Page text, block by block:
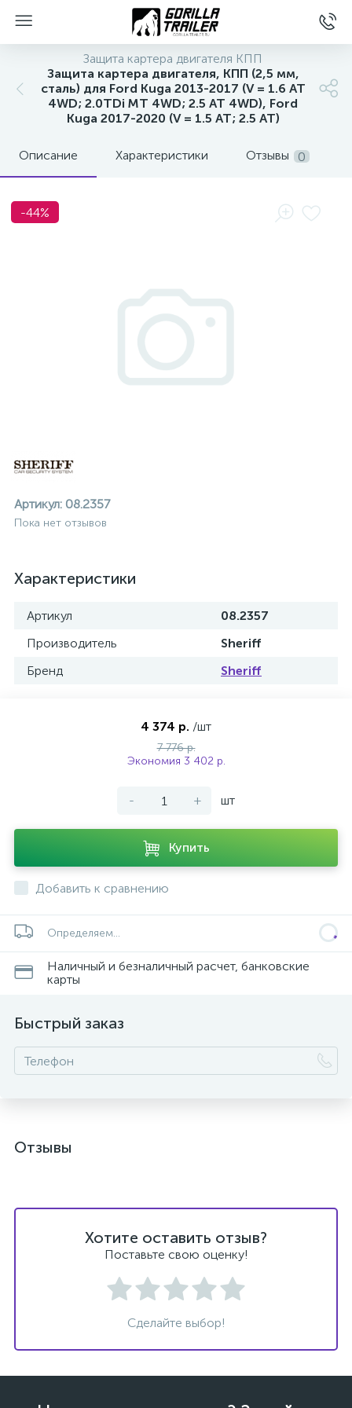
Защита картера двигателя КПП
Защита картера двигателя, КПП (2,5 мм,
сталь) для Ford Kuga 2013-2017 (V = 1.6 AT
4WD; 2.0TDi MT 4WD; 2.5 AT 4WD), Ford
Kuga 2017-2020 (V = 1.5 AT; 2.5 AT)
Описание Характеристики Отзывы 0
-44%
Артикул: 08.2357
Пока нет отзывов
Характеристики
Артикул
08.2357
Производитель
Sheriff
Бренд
Sheriff
4 374 р. /шт
7 776 р.
Экономия 3 402 р.
- + шт
Купить
Добавить к сравнению
Определяем...
Наличный и безналичный расчет, банковские
карты
Быстрый заказ
Отзывы
Хотите оставить отзыв?
Поставьте свою оценку!
Сделайте выбор!